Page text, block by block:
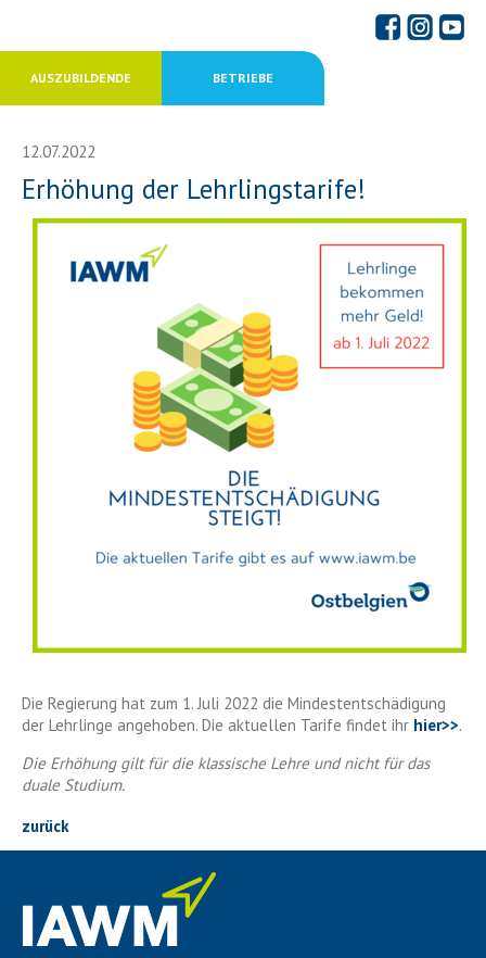
AUSZUBILDENDE BETRIEBE
12.07.2022
Erhöhung der Lehrlingstarife!
Die Regierung hat zum 1. Juli 2022 die Mindestentschädigung
der Lehrlinge angehoben. Die aktuellen Tarife findet ihr hier>>.
Die Erhöhung gilt für die klassische Lehre und nicht für das
duale Studium.
zurück